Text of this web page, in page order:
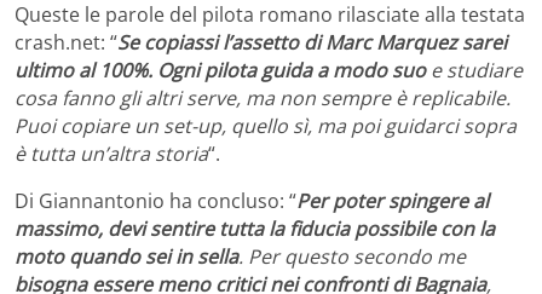
Queste le parole del pilota romano rilasciate alla testata
crash.net: “Se copiassi l’assetto di Marc Marquez sarei
ultimo al 100%. Ogni pilota guida a modo suoe studiare
cosa fanno gli altri serve, ma non sempre è replicabile.
Puoi copiare un set-up, quello sì, ma poi guidarci sopra
è tutta un’altra storia“.
Di Giannantonio ha concluso: “Per poter spingere al
massimo, devi sentire tutta la fiducia possibile con la
moto quando sei in sella. Per questo secondo me
bisogna essere meno critici nei confronti di Bagnaia,